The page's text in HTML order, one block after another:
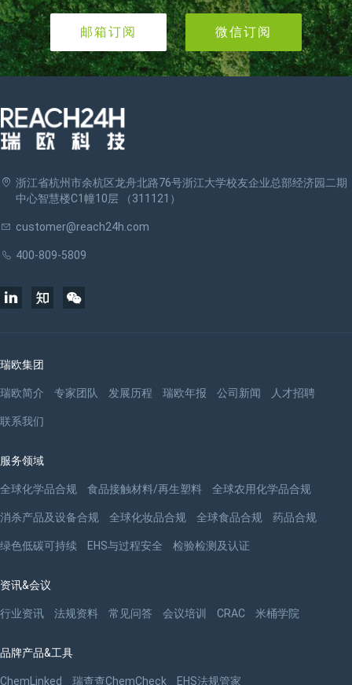
邮箱订阅 微信订阅
浙江省杭州市余杭区龙舟北路76号浙江大学校友企业总部经济园二期
中心智慧楼C1幢10层 （311121）
customer@reach24h.com
400-809-5809
瑞欧集团
瑞欧简介 专家团队 发展历程 瑞欧年报 公司新闻 人才招聘
联系我们
服务领域
全球化学品合规 食品接触材料/再生塑料 全球农用化学品合规
消杀产品及设备合规 全球化妆品合规 全球食品合规 药品合规
绿色低碳可持续 EHS与过程安全 检验检测及认证
资讯&会议
行业资讯 法规资料 常见问答 会议培训 CRAC 米桶学院
品牌产品&工具
ChemLinked 瑞查查ChemCheck EHS法规管家